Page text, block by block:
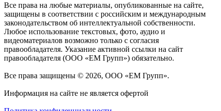
Все права на любые материалы, опубликованные на сайте,
защищены в соответствии с российским и международным
законодательством об интеллектуальной собственности.
Любое использование текстовых, фото, аудио и
видеоматериалов возможно только с согласия
правообладателя. Указание активной ссылки на сайт
правообладателя (ООО «ЕМ Групп») обязательно.
Все права защищены © 2026, ООО «ЕМ Групп».
Информация на сайте не является офертой